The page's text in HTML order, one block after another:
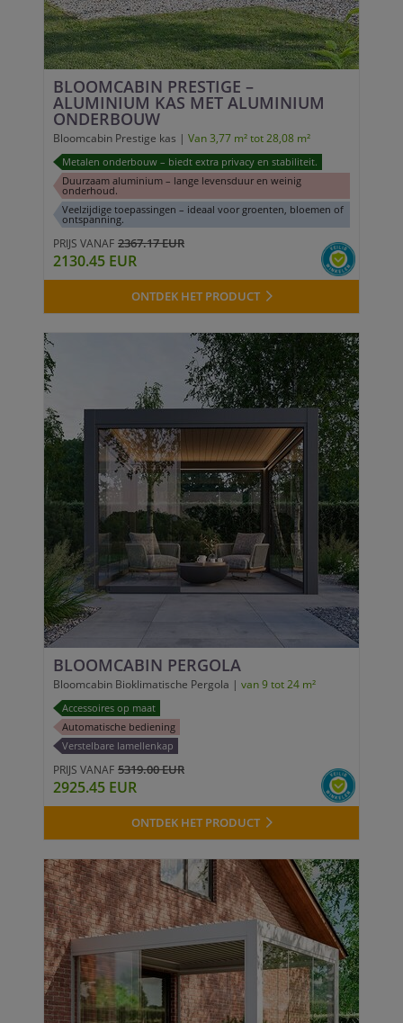
BLOOMCABIN PRESTIGE –
ALUMINIUM KAS MET ALUMINIUM
ONDERBOUW
Bloomcabin Prestige kas | Van 3,77 m² tot 28,08 m²
Metalen onderbouw – biedt extra privacy en stabiliteit.
Duurzaam aluminium – lange levensduur en weinig
onderhoud.
Veelzijdige toepassingen – ideaal voor groenten, bloemen of
ontspanning.
PRIJS VANAF 2367.17 EUR
2130.45 EUR
ONTDEK HET PRODUCT
BLOOMCABIN PERGOLA
Bloomcabin Bioklimatische Pergola | van 9 tot 24 m²
Accessoires op maat
Automatische bediening
Verstelbare lamellenkap
PRIJS VANAF 5319.00 EUR
2925.45 EUR
ONTDEK HET PRODUCT